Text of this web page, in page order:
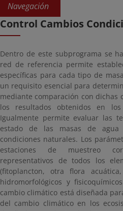
Navegación
Control Cambios
Dentro de este subprograma se
red de referencia permite
específicas para cada tipo de
un requisito esencial para
mediante comparación con dichas
los resultados obtenidos en
Igualmente permite evaluar las
estado de las masas de
condiciones naturales. Los
estaciones de muestreo
representativos de todos los
(fitoplancton, otra flora
hidromorfológicos y
cambio climático está diseñada
del cambio climático en los